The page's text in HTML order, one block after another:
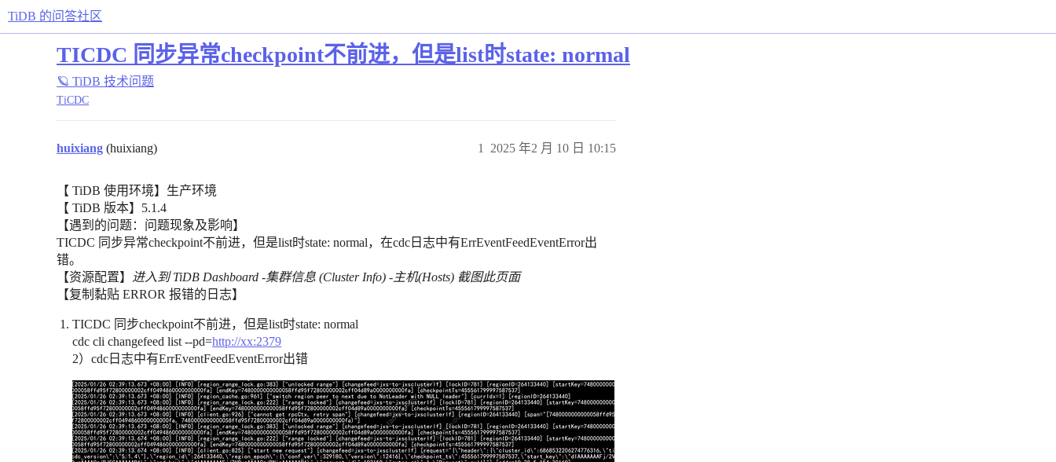
TiDB 的问答社区
TICDC 同步异常checkpoint不前进，但是list时state: normal
🪐 TiDB 技术问题
TiCDC
huixiang (huixiang) 2025 年2 月 10 日 10:15
1
【 TiDB 使用环境】生产环境
【 TiDB 版本】5.1.4
【遇到的问题：问题现象及影响】
TICDC 同步异常checkpoint不前进，但是list时state: normal，在cdc日志中有ErrEventFeedEventError出
错。
【资源配置】
进入到 TiDB Dashboard -集群信息 (Cluster Info) -主机(Hosts) 截图此页面
【复制黏贴 ERROR 报错的日志】
TICDC 同步checkpoint不前进，但是list时state: normal
cdc cli changefeed list --pd=http://xx:2379
2）cdc日志中有ErrEventFeedEventError出错